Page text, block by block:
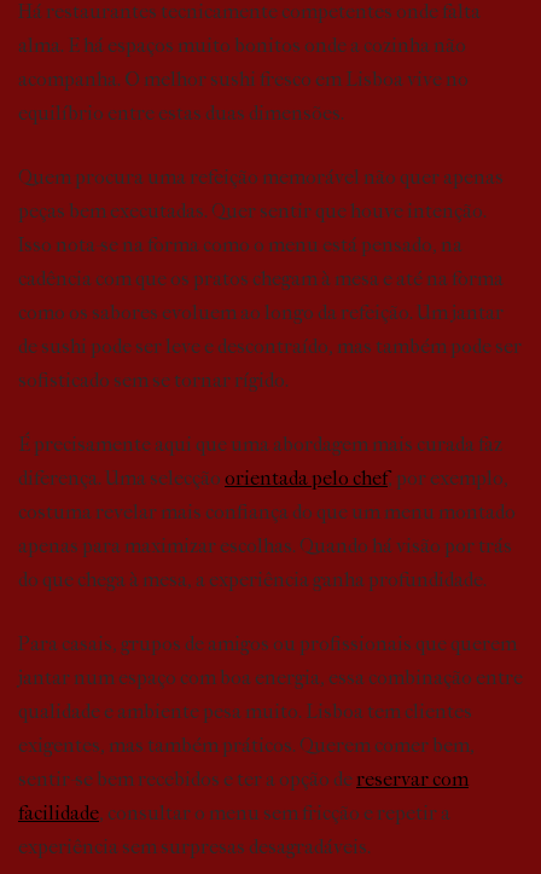
Há restaurantes tecnicamente competentes onde falta
alma. E há espaços muito bonitos onde a cozinha não
acompanha. O melhor sushi fresco em Lisboa vive no
equilíbrio entre estas duas dimensões.
Quem procura uma refeição memorável não quer apenas
peças bem executadas. Quer sentir que houve intenção.
Isso nota-se na forma como o menu está pensado, na
cadência com que os pratos chegam à mesa e até na forma
como os sabores evoluem ao longo da refeição. Um jantar
de sushi pode ser leve e descontraído, mas também pode ser
sofisticado sem se tornar rígido.
É precisamente aqui que uma abordagem mais curada faz
diferença. Uma selecção orientada pelo chef, por exemplo,
costuma revelar mais confiança do que um menu montado
apenas para maximizar escolhas. Quando há visão por trás
do que chega à mesa, a experiência ganha profundidade.
Para casais, grupos de amigos ou profissionais que querem
jantar num espaço com boa energia, essa combinação entre
qualidade e ambiente pesa muito. Lisboa tem clientes
exigentes, mas também práticos. Querem comer bem,
sentir-se bem recebidos e ter a opção de reservar com
facilidade, consultar o menu sem fricção e repetir a
experiência sem surpresas desagradáveis.